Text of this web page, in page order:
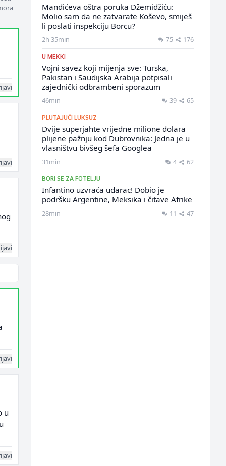
u
Mandićeva oštra poruka Džemidžiću:
Molio sam da ne zatvarate Koševo, smiješ
li poslati inspekciju Borcu?
2h 35min 75 176
U MEKKI
Vojni savez koji mijenja sve: Turska,
Pakistan i Saudijska Arabija potpisali
zajednički odbrambeni sporazum
46min 39 65
PLUTAJUĆI LUKSUZ
Dvije superjahte vrijedne milione dolara
plijene pažnju kod Dubrovnika: Jedna je u
vlasništvu bivšeg šefa Googlea
31min 4 62
BORI SE ZA FOTELJU
Infantino uzvraća udarac! Dobio je
podršku Argentine, Meksika i čitave Afrike
28min 11 47